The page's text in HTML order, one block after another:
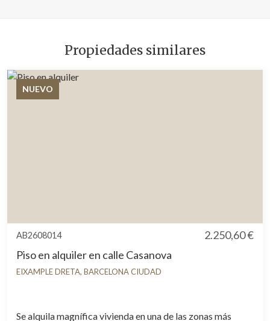
Propiedades similares
NUEVO
AB2608014
2.250,60 €
Piso en alquiler en calle Casanova
EIXAMPLE DRETA, BARCELONA CIUDAD
Se alquila magnífica vivienda en una de las zonas más